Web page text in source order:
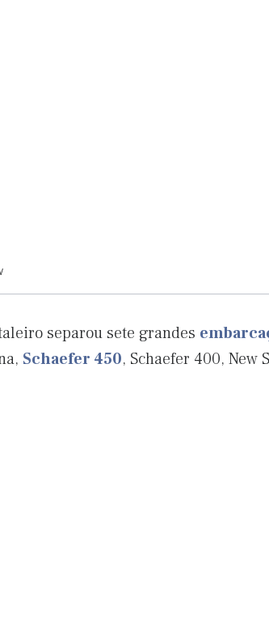
separou sete grandes
Schaefer 450, Schaefer 400, New